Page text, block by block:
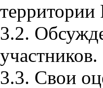
3.2.
участников.
3.3. Свои